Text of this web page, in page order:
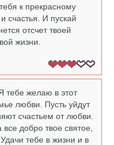
к прекрасному
счастья. И пускай
отсчет твоей
жизни.
тебе желаю в этот
любви. Пусть уйдут
счастьем от любви.
добро твое святое,
Удачи тебе в жизни и в